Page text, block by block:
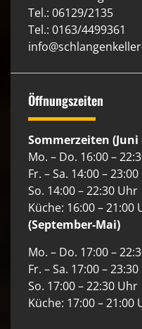
Tel.: 06129/2135
Tel.: 0163/4499361
Öffnungszeiten
Sommerzeiten (Juni
Mo. – Do. 16:00 –
Fr. – Sa. 14:00 –
So. 14:00 – 22:30 Uhr
Küche: 16:00 – 21:00
(September-Mai)
Mo. – Do. 17:00 –
Fr. – Sa. 17:00 –
So. 17:00 – 22:30 Uhr
Küche: 17:00 – 21:00